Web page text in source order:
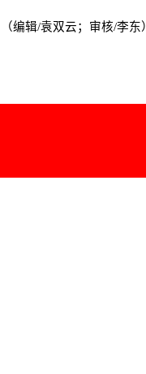
（编辑/袁双云；审核/李东